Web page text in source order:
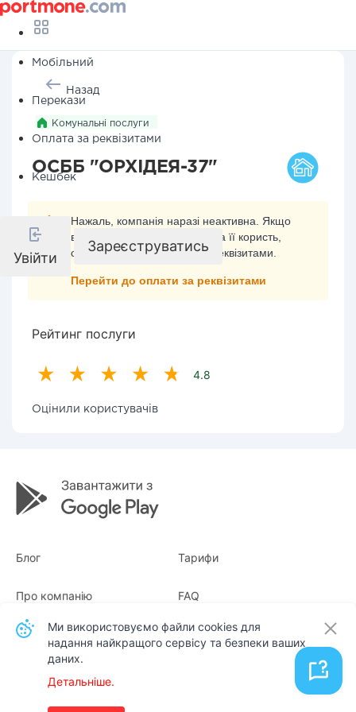
Мобільний
Перекази
Оплата за реквізитами
Кешбек
Увійти
Зареєструватись
Назад
Комунальні послуги
ОСББ "ОРХІДЕЯ-37"
Нажаль, компанія наразі неактивна. Якщо
ви хочете здійснити платіж на її користь,
скористайтесь оплатою за реквізитами.
Перейти до оплати за реквізитами
Рейтинг послуги
4.8
Оцінили користувачів
Блог Тарифи
Про компанію
Квитанції
FAQ
Для бізнесу
Ми використовуємо файли cookies для
надання найкращого сервісу та безпеки ваших
даних.
Детальніше.